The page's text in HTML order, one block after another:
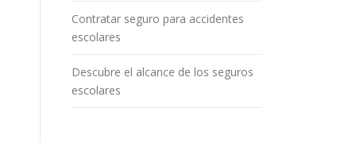
Contratar seguro para accidentes
escolares
Descubre el alcance de los seguros
escolares